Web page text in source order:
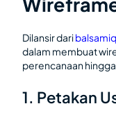
Dilansir daribalsamiq
dalam membuat
perencanaan
1. Petakan